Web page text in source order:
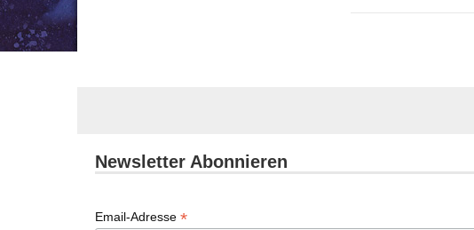
Newsletter Abonnieren
Email-Adresse *